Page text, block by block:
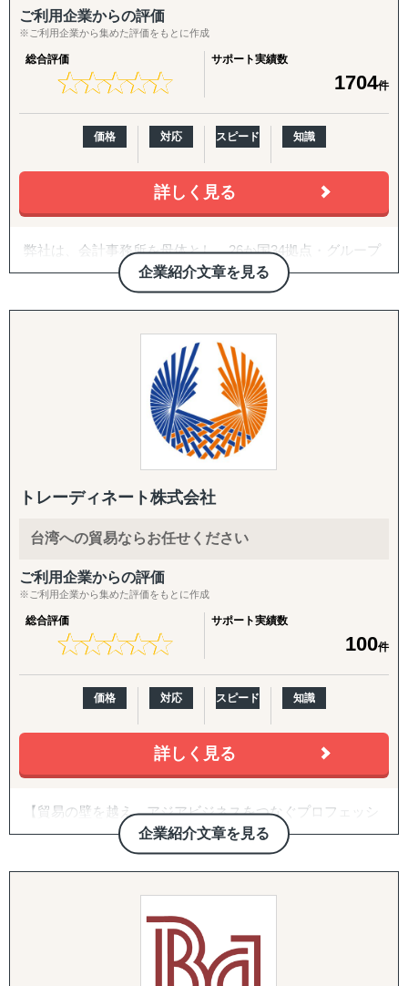
↳ アジア（中華系）：日本・香港・シンガポール・台湾・
韓国
↳ アジア（中東ほか）：ドバイ・サウジアラビア・イン
ド・バングラデシュ・モンゴル
↳ 欧米：アメリカ・イギリス・フランス・ドイツ
※サポート内容により、対応の可否や得意・不得意な分野
があります。
------------------------------------
■ 対応施策について
◆以下はこれまで当社で実績が多く、特にニーズの高い支
援パッケージです。
『LocaBrain（ロカブレイン）｜海外進出 現地顧問サービ
↳ AIが出した"答えっぽいもの"を、現地のリアルで答え合
わせする。海外進出の現地顧問サービス。
『INTERForce｜海外進出伴走サポート』
↳ 海外事業を貴社の海外事業担当者として伴走
『LocaForce（ロカフォース）海外販路開拓 現地支援サー
ビス』
ビス』
↳「どの国で売るか」から「誰に売るか」まで、意思決定
素材を収集する。
『セカイキョテン｜海外会社設立サポート』
↳ 現地法人・オフショア法人の設立、登記、銀行口座開設
までをワンストップで代行
『ビザスル｜海外ビザ取得サポート』
↳ 就労ビザ・長期滞在ビザなど、進出・移住に必要なビザ
取得を現地連携でサポート
------------------------------------
◆以下は個別施策として各専門家チームが対応します。
『市場把握TEAM』
目的：海外現地を理解し、事業の成功可能性を高める
↳ 市場概況・規制調査
ご利用企業からの評価
※ご利用企業から集めた評価をもとに作成
総合評価
★★★★★
★★★★★
サポート実績数
1704件
価格 対応 スピード 知識
詳しく見る
企業紹介文章を見る
弊社は、会計事務所を母体とし、26か国34拠点・グループ
従業員357名のグローバルコンサルティングファームで
2007年に日本の会計事務所として初めてインドに進出し、
翌年ASEAN一帯、中南米等にも展開。
20年近い海外実務の蓄積があり、実績・ノウハウも豊富に
また、自社拠点を持たない国についても、現地パートナ
ー・提携専門家とのネットワークを通じて、世界どこでも
対応可能な体制を構築しています。
海外進出のご相談・市場調査から、現地法人設立、海外子
会社管理、クロスボーダーM&A、事業戦略再構築、撤退ま
で、国際ビジネスのすべてのフェーズをワンストップでサ
ポート。
特に、会計・税務・法務・労務・人事の専門家を各国で内
製していることが、他のコンサルティングファームにはな
い強みです。
〈主要サービス〉
・販路開拓 現地企業マッチング(出島での小規模ニーズに
海外販路拡大、提携先・代理店のリストアップ、合弁パー
各国の現地拠点・駐在員のネットワークに加え、拠点のな
い国も提携専門家経由で対応。「まず1〜2社、現地候補と
面談したい」というスポットご相談から承ります。
・スモールスタート対応(月額8万円〜のGEO/EOR)
ケティングからはじめたいというお客様向けに、月額8万
円〜の雇用代行(GEO/EOR)をご用意。海外進出の最初の一
歩を、低リスク・低コストで踏み出していただけます。
トレーディネート株式会社
台湾への貿易ならお任せください
ご利用企業からの評価
※ご利用企業から集めた評価をもとに作成
総合評価
★★★★★
★★★★★
サポート実績数
100件
価格 対応 スピード 知識
詳しく見る
企業紹介文章を見る
【貿易の壁を越え、アジアビジネスをつなぐプロフェッシ
ョナル】
トレーディネート株式会社は「貿易を通じて人と人をつな
げる」という理念のもと、
海外展開を目指す企業と海外市場を結ぶ架け橋として2015
台湾・タイを中心としたアジア市場に特化し、
物流と営業代行を融合させた独自のサービスで、
これまで多くの企業の海外進出を成功に導いてきました。